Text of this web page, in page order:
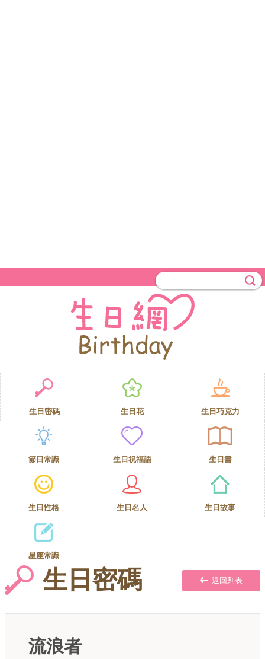
生日密碼 生日花 生日巧克力
節日常識 生日祝福語 生日書
生日性格 生日名人 生日故事
星座常識
生日密碼 返回列表
流浪者